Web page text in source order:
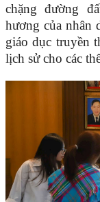
chặng đường
hương của nhân
giáo dục truyền
lịch sử cho các